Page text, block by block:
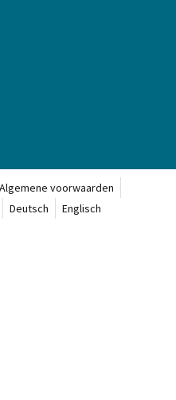
Algemene voorwaarden
Deutsch Englisch